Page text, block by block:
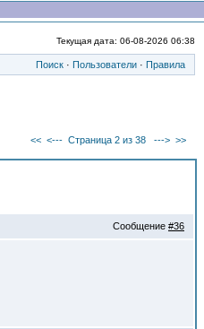
Текущая дата: 06-08-2026 06:38
Поиск · Пользователи · Правила
<< <--- Страница 2 из 38 ---> >>
Сообщение #36